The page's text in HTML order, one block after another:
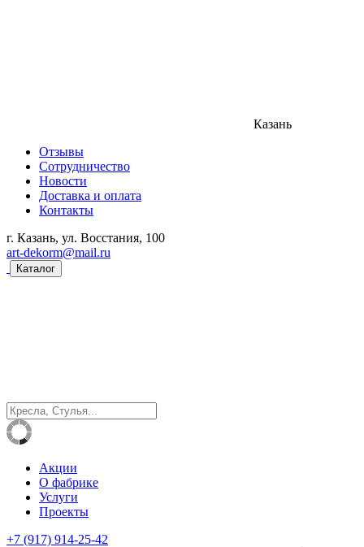
Казань
Отзывы
Сотрудничество
Новости
Доставка и оплата
Контакты
г. Казань, ул. Восстания, 100
art-dekorm@mail.ru
Каталог
Акции
О фабрике
Услуги
Проекты
+7 (917) 914-25-42